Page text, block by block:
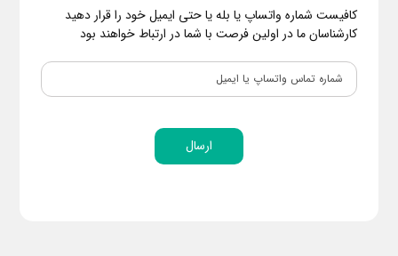
کافیست شماره واتساپ یا بله یا حتی ایمیل خود را قرار دهید
کارشناسان ما در اولین فرصت با شما در ارتباط خواهند بود
ارسال